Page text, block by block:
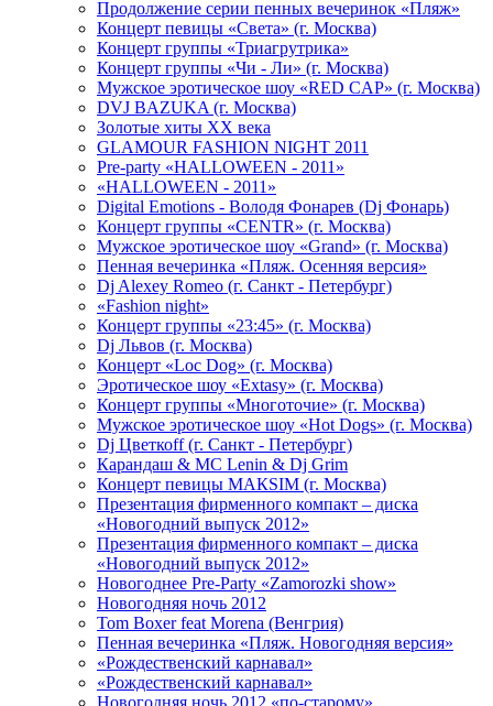
Продолжение серии пенных вечеринок «Пляж»
Концерт певицы «Света» (г. Москва)
Концерт группы «Триагрутрика»
Концерт группы «Чи - Ли» (г. Москва)
Мужское эротическое шоу «RED CAP» (г. Москва)
DVJ BAZUKA (г. Москва)
Золотые хиты XX века
GLAMOUR FASHION NIGHT 2011
Pre-party «HALLOWEEN - 2011»
«HALLOWEEN - 2011»
Digital Emotions - Володя Фонарев (Dj Фонарь)
Концерт группы «CENTR» (г. Москва)
Мужское эротическое шоу «Grand» (г. Москва)
Пенная вечеринка «Пляж. Осенняя версия»
Dj Alexey Romeo (г. Санкт - Петербург)
«Fashion night»
Концерт группы «23:45» (г. Москва)
Dj Львов (г. Москва)
Концерт «Loc Dog» (г. Москва)
Эротическое шоу «Extasy» (г. Москва)
Концерт группы «Многоточие» (г. Москва)
Мужское эротическое шоу «Hot Dogs» (г. Москва)
Dj Цветкоff (г. Санкт - Петербург)
Карандаш & МС Lenin & Dj Grim
Концерт певицы МАКSIМ (г. Москва)
Презентация фирменного компакт – диска
«Новогодний выпуск 2012»
Презентация фирменного компакт – диска
«Новогодний выпуск 2012»
Новогоднее Pre-Party «Zamorozki show»
Новогодняя ночь 2012
Tom Boxer feat Morena (Венгрия)
Пенная вечеринка «Пляж. Новогодняя версия»
«Рождественский карнавал»
«Рождественский карнавал»
Новогодняя ночь 2012 «по-старому»